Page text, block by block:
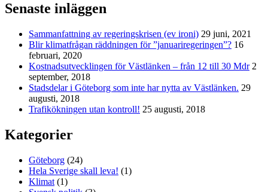
Senaste inläggen
Sammanfattning av regeringskrisen (ev ironi) 29 juni, 2021
Blir klimatfrågan räddningen för ”januariregeringen”? 16
februari, 2020
Kostnadsutvecklingen för Västlänken – från 12 till 30 Mdr 2
september, 2018
Stadsdelar i Göteborg som inte har nytta av Västlänken. 29
augusti, 2018
Trafikökningen utan kontroll! 25 augusti, 2018
Kategorier
Göteborg (24)
Hela Sverige skall leva! (1)
Klimat (1)